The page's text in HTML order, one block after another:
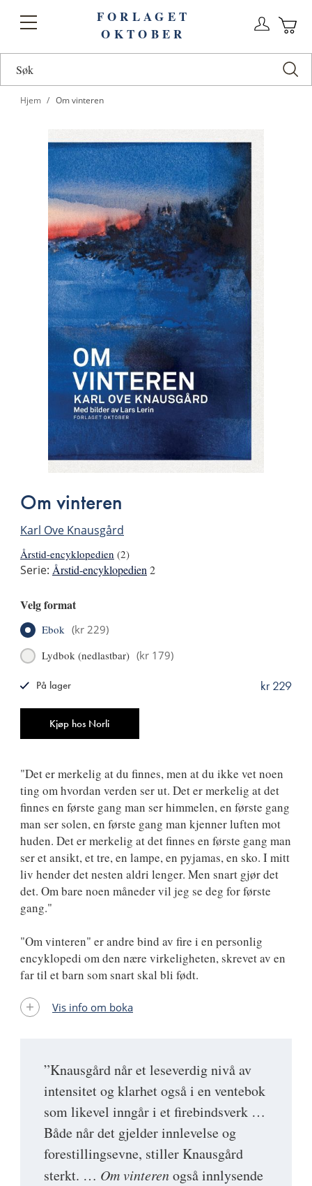
Toggle
FORLAGET
OKTOBER
Hjem Om vinteren
Om vinteren
Karl Ove Knausgård
Årstid-encyklopedien (2)
Serie: Årstid-encyklopedien2
Velg format
Ebok (kr 229)
Lydbok (nedlastbar) (kr 179)
Kjøp hos Norli
kr 229
På lager
”Knausgård når et leseverdig nivå av
intensitet og klarhet også i en ventebok
som likevel inngår i et firebindsverk …
Både når det gjelder innlevelse og
forestillingsevne, stiller Knausgård
sterkt. … Om vinterenogså innlysende
"Det er merkelig at du finnes, men at du ikke vet noen
ting om hvordan verden ser ut. Det er merkelig at det
finnes en første gang man ser himmelen, en første gang
man ser solen, en første gang man kjenner luften mot
huden. Det er merkelig at det finnes en første gang man
ser et ansikt, et tre, en lampe, en pyjamas, en sko. I mitt
liv hender det nesten aldri lenger. Men snart gjør det
det. Om bare noen måneder vil jeg se deg for første
gang."
"Om vinteren" er andre bind av fire i en personlig
encyklopedi om den nære virkeligheten, skrevet av en
far til et barn som snart skal bli født.
Vis info om boka